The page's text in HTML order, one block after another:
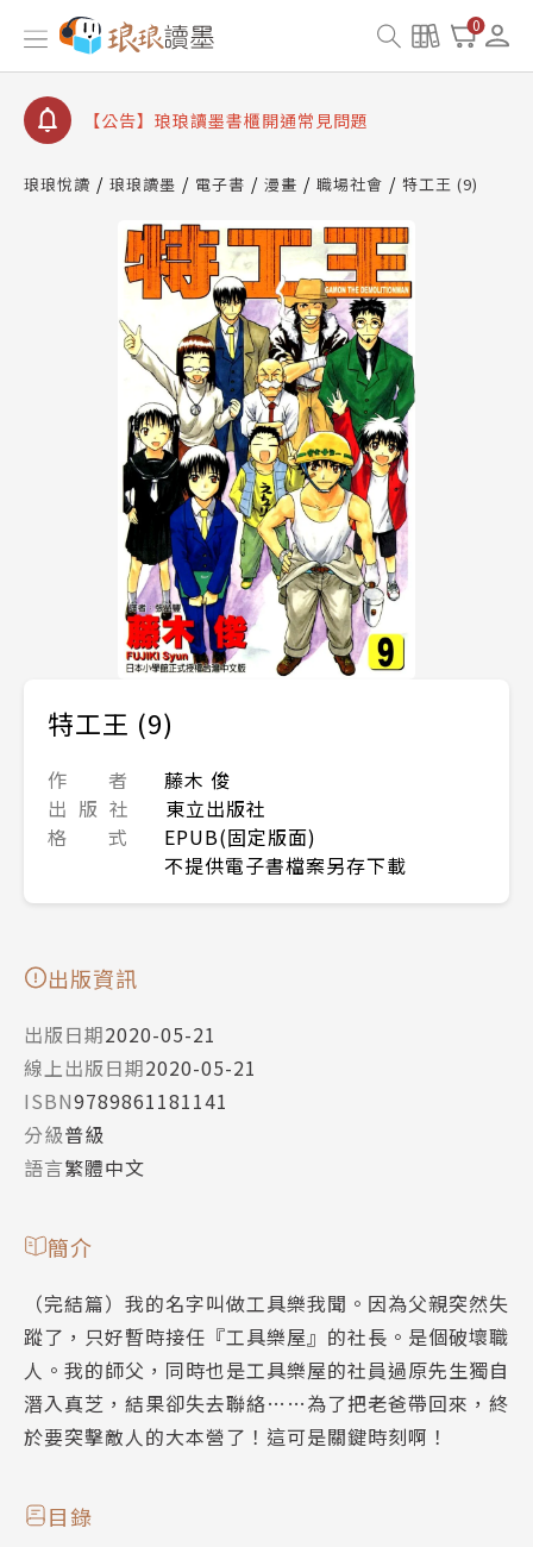
0
【公告】琅琅書店服務升級重要說明及資產合併結果
查詢
【公告】琅琅讀墨數位閱讀資產合併與書櫃開通申請
【公告】琅琅讀墨書櫃開通常見問題
請圖文教學
【公告】琅琅讀墨數位閱讀資產合併與書櫃開通申請
琅琅悅讀 琅琅讀墨 電子書 漫畫 職場社會 特工王 (9)
特工王 (9)
作 者
藤木 俊
出 版 社
東立出版社
格 式
EPUB(固定版面)
不提供電子書檔案另存下載
出版資訊
出版日期2020-05-21
線上出版日期2020-05-21
ISBN9789861181141
分級普級
語言繁體中文
簡介
（完結篇）我的名字叫做工具樂我聞。因為父親突然失
蹤了，只好暫時接任『工具樂屋』的社長。是個破壞職
人。我的師父，同時也是工具樂屋的社員過原先生獨自
潛入真芝，結果卻失去聯絡……為了把老爸帶回來，終
於要突擊敵人的大本營了！這可是關鍵時刻啊！
目錄